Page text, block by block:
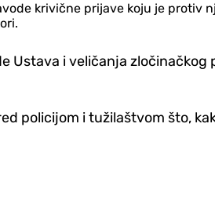
krivične prijave koju je protiv
Ustava i veličanja
policijom i tužilaštvom što,